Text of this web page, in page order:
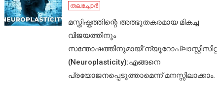
തലച്ചോർ
മസ്തിഷ്കത്തിന്റെ അത്ഭുതകരമായ മികച്ച
വിജയത്തിനും
സന്തോഷത്തിനുമായി’ന്യൂറോപ്ലാസ്റ്റിസിറ്റി’
(Neuroplasticity):എങ്ങനെ
പ്രയോജനപ്പെടുത്താമെന്ന് മനസ്സിലാക്കാം.